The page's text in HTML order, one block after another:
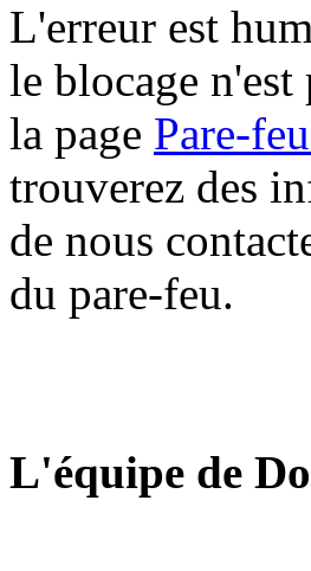
L'erreur est
le blocage
la page Pare-
trouverez des
de nous
du pare-feu.
L'équipe de